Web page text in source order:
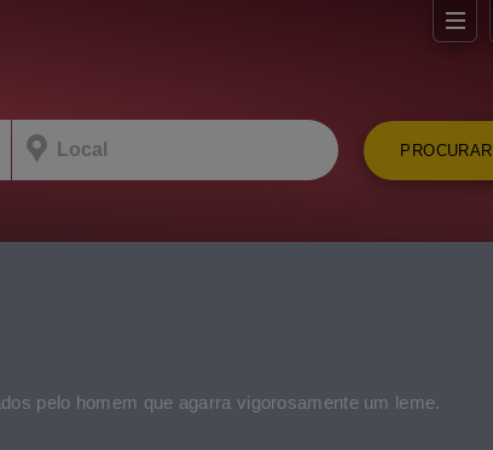
PROCURAR
pelo homem que agarra vigorosamente um leme.